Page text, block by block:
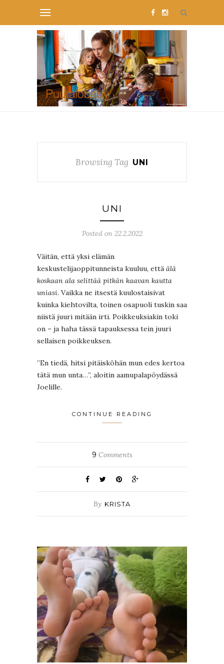
Browsing Tag UNI
UNI
Posted on 22.2.2022
Väitän, että yksi elämän
keskustelijaoppitunneista kuuluu, että älä
koskaan ala selittää pitkän kaavan kautta
uniasi. Vaikka ne itsestä kuulostaisivat
kuinka kiehtovilta, toinen osapuoli tuskin saa
niistä juuri mitään irti. Poikkeuksiakin toki
on – ja haha tässä tapauksessa tein juuri
sellaisen poikkeuksen.
”En tiedä, hitsi pitäisköhän mun edes kertoa
tätä mun unta…”, aloitin aamupalapöydässä
Joelille.
CONTINUE READING
9 Comments
By KRISTA